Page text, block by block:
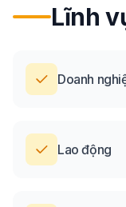
Lĩnh
Doanh
Lao động